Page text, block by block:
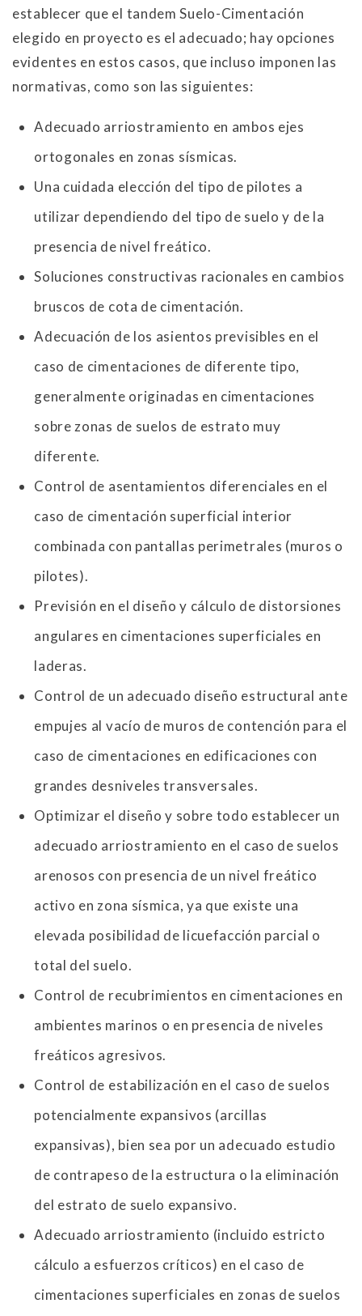
establecer que el tandem Suelo-Cimentación
elegido en proyecto es el adecuado; hay opciones
evidentes en estos casos, que incluso imponen las
normativas, como son las siguientes:
Adecuado arriostramiento en ambos ejes
ortogonales en zonas sísmicas.
Una cuidada elección del tipo de pilotes a
utilizar dependiendo del tipo de suelo y de la
presencia de nivel freático.
Soluciones constructivas racionales en cambios
bruscos de cota de cimentación.
Adecuación de los asientos previsibles en el
caso de cimentaciones de diferente tipo,
generalmente originadas en cimentaciones
sobre zonas de suelos de estrato muy
diferente.
Control de asentamientos diferenciales en el
caso de cimentación superficial interior
combinada con pantallas perimetrales (muros o
pilotes).
Previsión en el diseño y cálculo de distorsiones
angulares en cimentaciones superficiales en
laderas.
Control de un adecuado diseño estructural ante
empujes al vacío de muros de contención para el
caso de cimentaciones en edificaciones con
grandes desniveles transversales.
Optimizar el diseño y sobre todo establecer un
adecuado arriostramiento en el caso de suelos
arenosos con presencia de un nivel freático
activo en zona sísmica, ya que existe una
elevada posibilidad de licuefacción parcial o
total del suelo.
Control de recubrimientos en cimentaciones en
ambientes marinos o en presencia de niveles
freáticos agresivos.
Control de estabilización en el caso de suelos
potencialmente expansivos (arcillas
expansivas), bien sea por un adecuado estudio
de contrapeso de la estructura o la eliminación
del estrato de suelo expansivo.
Adecuado arriostramiento (incluido estricto
cálculo a esfuerzos críticos) en el caso de
cimentaciones superficiales en zonas de suelos